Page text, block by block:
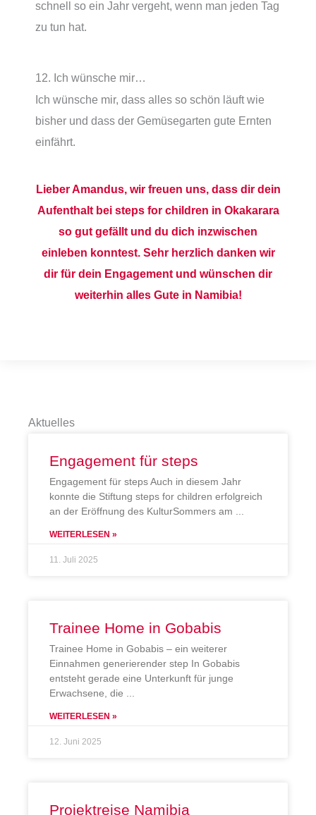
schnell so ein Jahr vergeht, wenn man jeden Tag
zu tun hat.
12. Ich wünsche mir…
Ich wünsche mir, dass alles so schön läuft wie
bisher und dass der Gemüsegarten gute Ernten
einfährt.
Lieber Amandus, wir freuen uns, dass dir dein
Aufenthalt bei steps for children in Okakarara
so gut gefällt und du dich inzwischen
einleben konntest. Sehr herzlich danken wir
dir für dein Engagement und wünschen dir
weiterhin alles Gute in Namibia!
Aktuelles
Engagement für steps
Engagement für steps Auch in diesem Jahr
konnte die Stiftung steps for children erfolgreich
an der Eröffnung des KulturSommers am
WEITERLESEN »
11. Juli 2025
Trainee Home in Gobabis
Trainee Home in Gobabis – ein weiterer
Einnahmen generierender step In Gobabis
entsteht gerade eine Unterkunft für junge
Erwachsene, die
WEITERLESEN »
12. Juni 2025
Projektreise Namibia